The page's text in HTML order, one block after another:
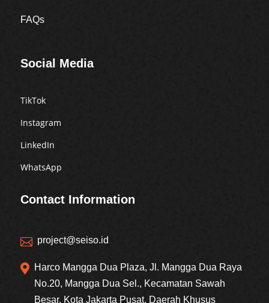
FAQs
Social Media
TikTok
Instagram
LinkedIn
WhatsApp
Contact Information
 project@seiso.id

Harco Mangga Dua Plaza, Jl. Mangga Dua Raya
No.20, Mangga Dua Sel., Kecamatan Sawah
Besar, Kota Jakarta Pusat, Daerah Khusus